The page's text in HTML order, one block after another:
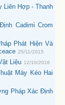
Liên Hợp - Thanh
Cadimi Crom
Phát Hiện Và
25/11/2015
Liệu 12/10/2016
Máy Kéo Hai
Pháp Xác Định